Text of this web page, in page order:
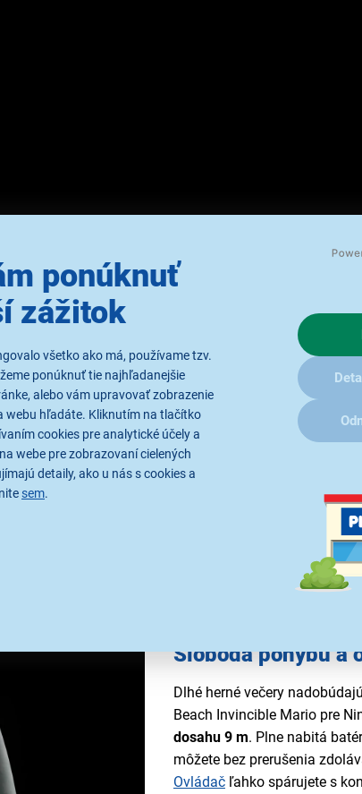
ponúknuť
zážitok
všetko ako má, používame tzv.
ponúknuť tie najhľadanejšie
alebo vám upravovať zobrazenie
hľadáte. Kliknutím na tlačítko
cookies pre analytické účely a
webe pre zobrazovaní cielených
detaily, ako u nás s cookies a
sem.
pre Nintendo
2
Sloboda pohybu a
Dlhé herné večery
Beach Invincible Mario pre
dosahu 9 m. Plne nabitá
môžete bez prerušenia
Ovládačľahko spárujete s